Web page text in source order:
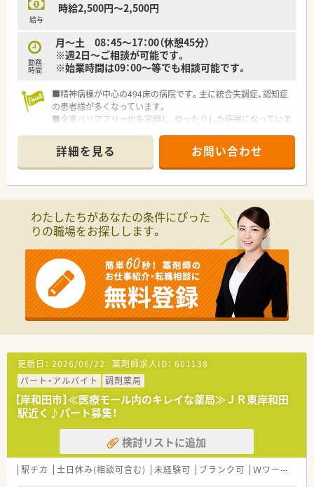
給与
時給2,500円～2,500円
勤務
時間
月～土 08：45～17：00（休憩45分）
※週2日～ご相談が可能です。
※始業時間は09：00～等でも相談可能です。
■精神病棟が中心の494床の病院です。主に統合失調症、認知症
の患者様が多くなっています。
■全室バリアフリー化を実現し、ゆったりした病室になっていま
■幅広い業務！調剤＋薬剤管理指導・院内製剤（ＩＶＨなど）も経
験できます。
■ベテランの薬剤師の方が多い職場になりますので、丁寧に指導
いただけます。
詳細を見る お問い合わせ
わたしたちがあなたの条件にぴった
りの職場をお探しします。
更新日： 2026/06/22 薬剤師求人ID： 601138
パート・アルバイト
調剤薬局
【岸和田市】≪医療モール内のキレイな薬局≫ＪＲ東岸和田
駅近く♪パート募集！
検討リストに追加
駅チカ 土日休み(相談可含む) 未経験可 ブランク可 Ｗワーク可